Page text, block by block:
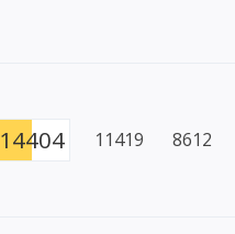
14404 11419 8612